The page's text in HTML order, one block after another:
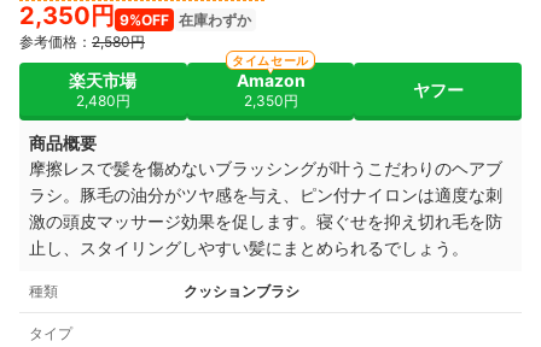
2,350円 9%OFF 在庫わずか
参考価格： 2,580円
楽天市場
2,480円
Amazon
2,350円
タイムセール
ヤフー
商品概要
摩擦レスで髪を傷めないブラッシングが叶うこだわりのヘアブ
ラシ。豚毛の油分がツヤ感を与え、ピン付ナイロンは適度な刺
激の頭皮マッサージ効果を促します。寝ぐせを抑え切れ毛を防
止し、スタイリングしやすい髪にまとめられるでしょう。
種類 クッションブラシ
タイプ